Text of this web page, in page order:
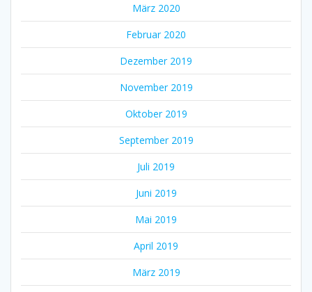
März 2020
Februar 2020
Dezember 2019
November 2019
Oktober 2019
September 2019
Juli 2019
Juni 2019
Mai 2019
April 2019
März 2019